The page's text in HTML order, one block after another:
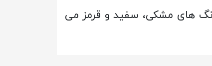
رنگ های مشکی، سفید و قرمز می